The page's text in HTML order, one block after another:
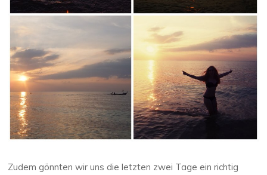
Zudem gönnten wir uns die letzten zwei Tage ein richtig